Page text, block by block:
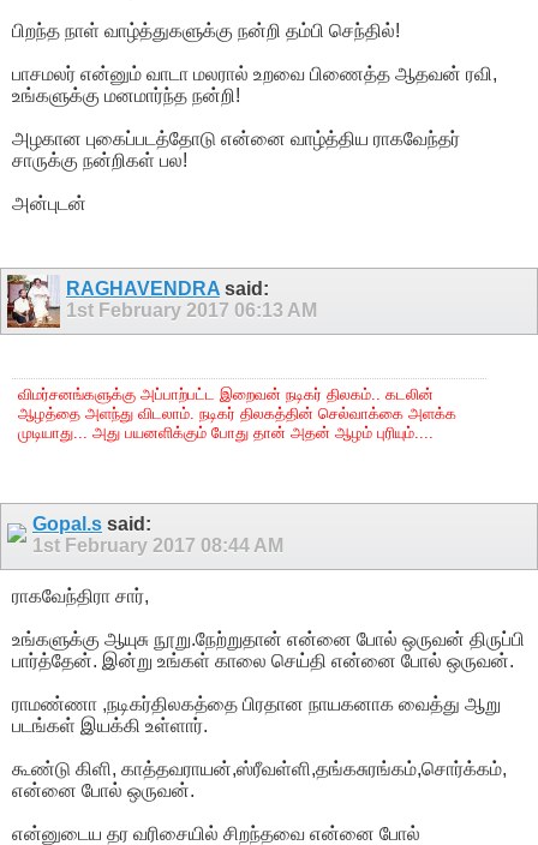
பிறந்த நாள் வாழ்த்துகளுக்கு நன்றி தம்பி செந்தில்!
பாசமலர் என்னும் வாடா மலரால் உறவை பிணைத்த ஆதவன் ரவி,
உங்களுக்கு மனமார்ந்த நன்றி!
அழகான புகைப்படத்தோடு என்னை வாழ்த்திய ராகவேந்தர்
சாருக்கு நன்றிகள் பல!
அன்புடன்
RAGHAVENDRA said:
1st February 2017 06:13 AM
விமர்சனங்களுக்கு அப்பாற்பட்ட இறைவன் நடிகர் திலகம்.. கடலின்
ஆழத்தை அளந்து விடலாம். நடிகர் திலகத்தின் செல்வாக்கை அளக்க
முடியாது... அது பயனளிக்கும் போது தான் அதன் ஆழம் புரியும்....
Gopal.s said:
1st February 2017 08:44 AM
ராகவேந்திரா சார்,
உங்களுக்கு ஆயுசு நூறு.நேற்றுதான் என்னை போல் ஒருவன் திருப்பி
பார்த்தேன். இன்று உங்கள் காலை செய்தி என்னை போல் ஒருவன்.
ராமண்ணா ,நடிகர்திலகத்தை பிரதான நாயகனாக வைத்து ஆறு
படங்கள் இயக்கி உள்ளார்.
கூண்டு கிளி, காத்தவராயன்,ஸ்ரீவள்ளி,தங்கசுரங்கம்,சொர்க்கம்,
என்னை போல் ஒருவன்.
என்னுடைய தர வரிசையில் சிறந்தவை என்னை போல்